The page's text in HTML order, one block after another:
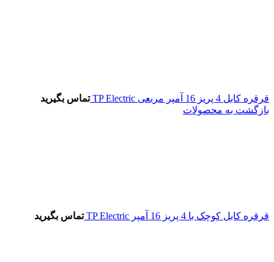
قرقره کابل 4 پریز 16 آمپر مربعی TP Electric
تماس بگیرید
بازگشت به محصولات
قرقره کابل کوچک با 4 پریز 16 آمپر TP Electric تماس بگیرید